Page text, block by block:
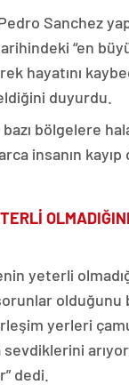
Sanchez
“en
hayatını
duyurdu.
bölgelere
insanın
yeterli
yerleri
dedi.